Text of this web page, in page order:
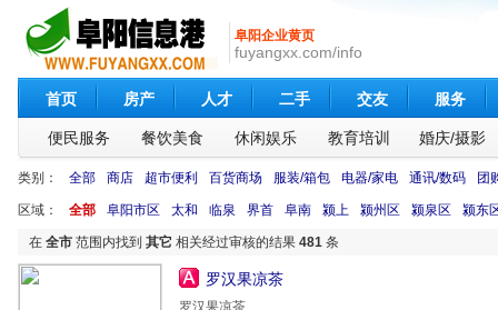
阜阳企业黄页
fuyangxx.com/info
首页 房产 人才 二手 交友 服务
便民服务 餐饮美食 休闲娱乐 教育培训 婚庆/摄影
类别： 全部 商店 超市便利 百货商场 服装/箱包 电器/家电 通讯/数码 团
区域： 全部 阜阳市区 太和 临泉 界首 阜南 颍上 颍州区 颍泉区 颍东
在 全市 范围内找到 其它 相关经过审核的结果 481 条
罗汉果凉茶
罗汉果凉茶